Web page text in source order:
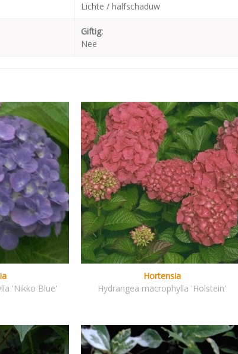
Lichte / halfschaduw
Giftig:
Nee
'Nikko Blue'
Hortensia
Hydrangea macrophylla 'Holstein'